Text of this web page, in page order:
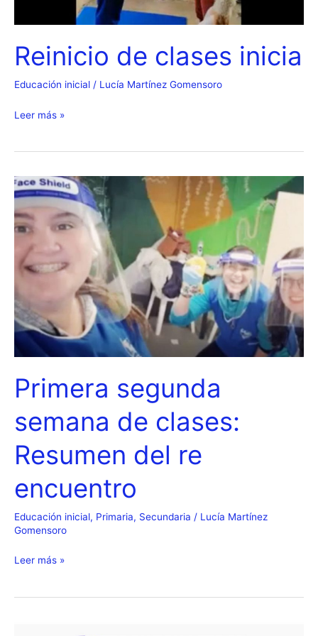
Reinicio de clases inicia
Educación inicial / Lucía Martínez Gomensoro
Reinicio
clases
Leer más »
Primera segunda
semana de clases:
Resumen del re
encuentro
Educación inicial, Primaria, Secundaria / Lucía Martínez
Gomensoro
Primera
semana
Leer más »